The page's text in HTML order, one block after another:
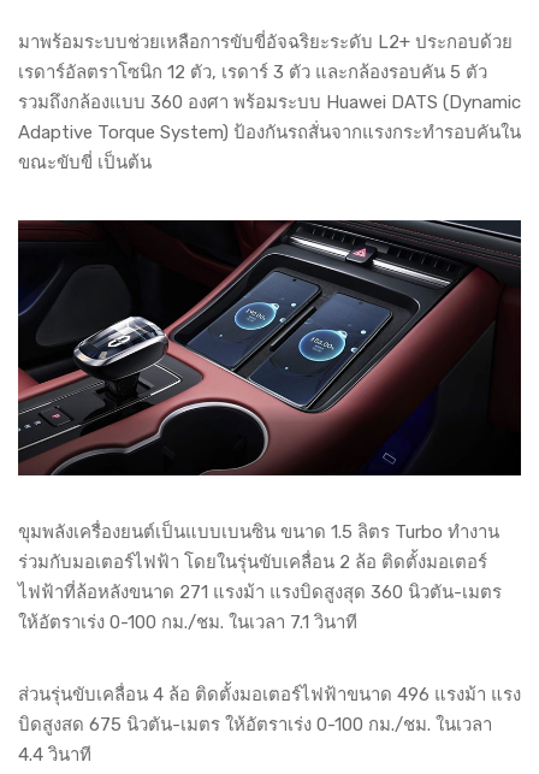
มาพร้อมระบบช่วยเหลือการขับขี่อัจฉริยะระดับ L2+ ประกอบด้วย
เรดาร์อัลตราโซนิก 12 ตัว, เรดาร์ 3 ตัว และกล้องรอบคัน 5 ตัว
รวมถึงกล้องแบบ 360 องศา พร้อมระบบ Huawei DATS (Dynamic
Adaptive Torque System) ป้องกันรถสั่นจากแรงกระทำรอบคันใน
ขณะขับขี่ เป็นต้น
ขุมพลังเครื่องยนต์เป็นแบบเบนซิน ขนาด 1.5 ลิตร Turbo ทำงาน
ร่วมกับมอเตอร์ไฟฟ้า โดยในรุ่นขับเคลื่อน 2 ล้อ ติดตั้งมอเตอร์
ไฟฟ้าที่ล้อหลังขนาด 271 แรงม้า แรงบิดสูงสุด 360 นิวตัน-เมตร
ให้อัตราเร่ง 0-100 กม./ชม. ในเวลา 7.1 วินาที
ส่วนรุ่นขับเคลื่อน 4 ล้อ ติดตั้งมอเตอร์ไฟฟ้าขนาด 496 แรงม้า แรง
บิดสูงสด 675 นิวตัน-เมตร ให้อัตราเร่ง 0-100 กม./ชม. ในเวลา
4.4 วินาที